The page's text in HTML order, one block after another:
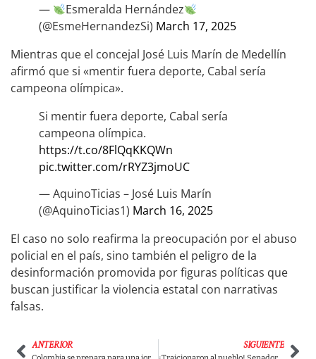
—
Esmeralda Hernández
(@EsmeHernandezSi) March 17, 2025
Mientras que el concejal José Luis Marín de Medellín
afirmó que si «mentir fuera deporte, Cabal sería
campeona olímpica».
Si mentir fuera deporte, Cabal sería
campeona olímpica.
https://t.co/8FlQqKKQWn
pic.twitter.com/rRYZ3jmoUC
— AquinoTicias – José Luis Marín
(@AquinoTicias1) March 16, 2025
El caso no solo reafirma la preocupación por el abuso
policial en el país, sino también el peligro de la
desinformación promovida por figuras políticas que
buscan justificar la violencia estatal con narrativas
falsas.
ANTERIOR SIGUIENTE